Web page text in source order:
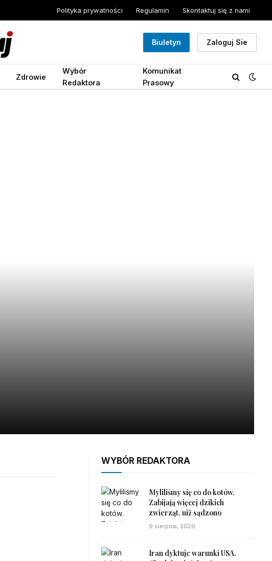
Polityka prywatności Regulamin Skontaktuj się z nami
Biuletyn Zaloguj Sie
Zdrowie
Wybór
Redaktora
Komunikat
Prasowy
WYBÓR REDAKTORA
Myliliśmy się co do kotów.
Zabijają więcej dzikich
zwierząt, niż sądzono
9 sierpnia, 2026
Iran dyktuje warunki USA.